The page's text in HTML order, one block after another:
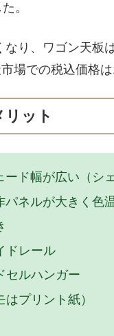
。
り、ワゴン天板
場での税込価格
ット
ド幅が広い（シ
パネルが大きく色
ドレール
セルハンガー
プリント紙）